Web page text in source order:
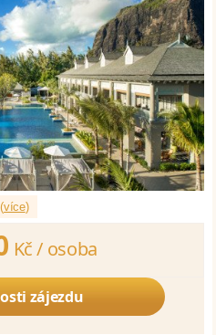
více)
Kč / osoba
zájezdu